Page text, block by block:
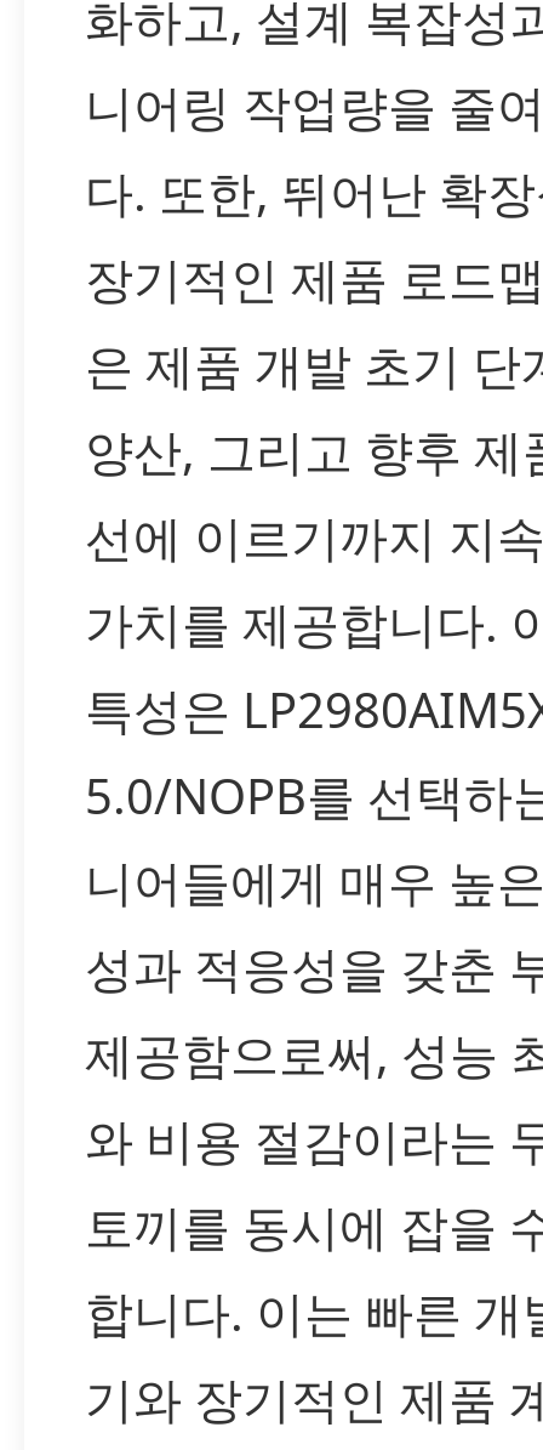
화하고, 설계 복잡성
니어링 작업량을 줄
다. 또한, 뛰어난 확
장기적인 제품 로드
은 제품 개발 초기 단
양산, 그리고 향후 제
선에 이르기까지 지
가치를 제공합니다.
특성은
5.0/NOPB를 선택하
니어들에게 매우 높
성과 적응성을 갖춘
제공함으로써, 성능
와 비용 절감이라는
토끼를 동시에 잡을
합니다. 이는 빠른 개
기와 장기적인 제품